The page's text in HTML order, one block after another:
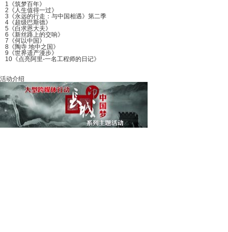
1 《筑梦百年》
2 《人生值得一过》
3 《永远的行走：与中国相遇》第二季
4 《超级巴斯德》
5 《白求恩大夫》
6 《新丝路上的交响》
7 《何以中国》
8 《陶寺 地中之国》
9 《世界遗产漫步》
10 《点亮阿里-一名工程师的日记》
活动介绍